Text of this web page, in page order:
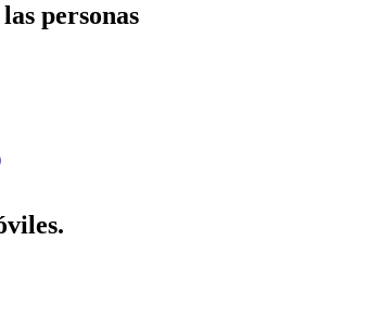
personas